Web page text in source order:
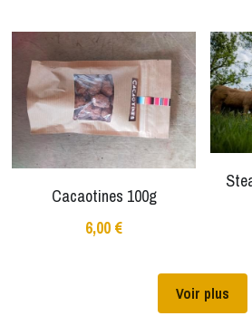
Cacaotines 100g
6,00 €
Voir plus